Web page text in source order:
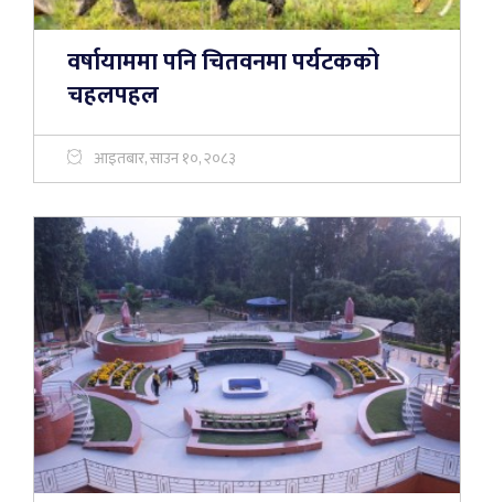
वर्षायाममा पनि चितवनमा पर्यटकको
चहलपहल
आइतबार, साउन १०, २०८३